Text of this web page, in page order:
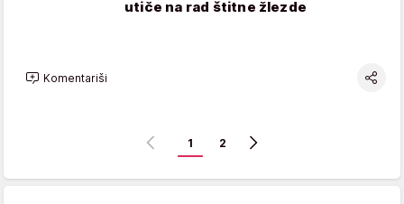
utiče na rad štitne žlezde
Komentariši
1 2